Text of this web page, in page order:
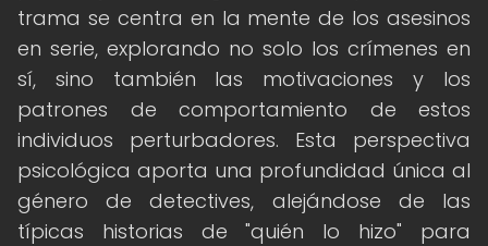
trama se centra en la mente de los asesinos
en serie, explorando no solo los crímenes en
sí, sino también las motivaciones y los
patrones de comportamiento de estos
individuos perturbadores. Esta perspectiva
psicológica aporta una profundidad única al
género de detectives, alejándose de las
típicas historias de "quién lo hizo" para